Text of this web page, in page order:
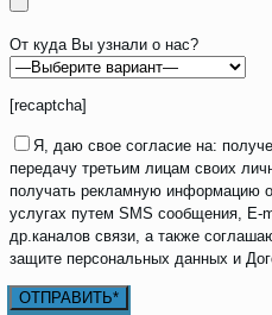
От куда Вы узнали о нас?
[recaptcha]
Я, даю свое согласие на:
передачу третьим лицам своих
получать рекламную информацию
услугах путем SMS сообщения, E-
др.каналов связи, а также
защите персональных данных и